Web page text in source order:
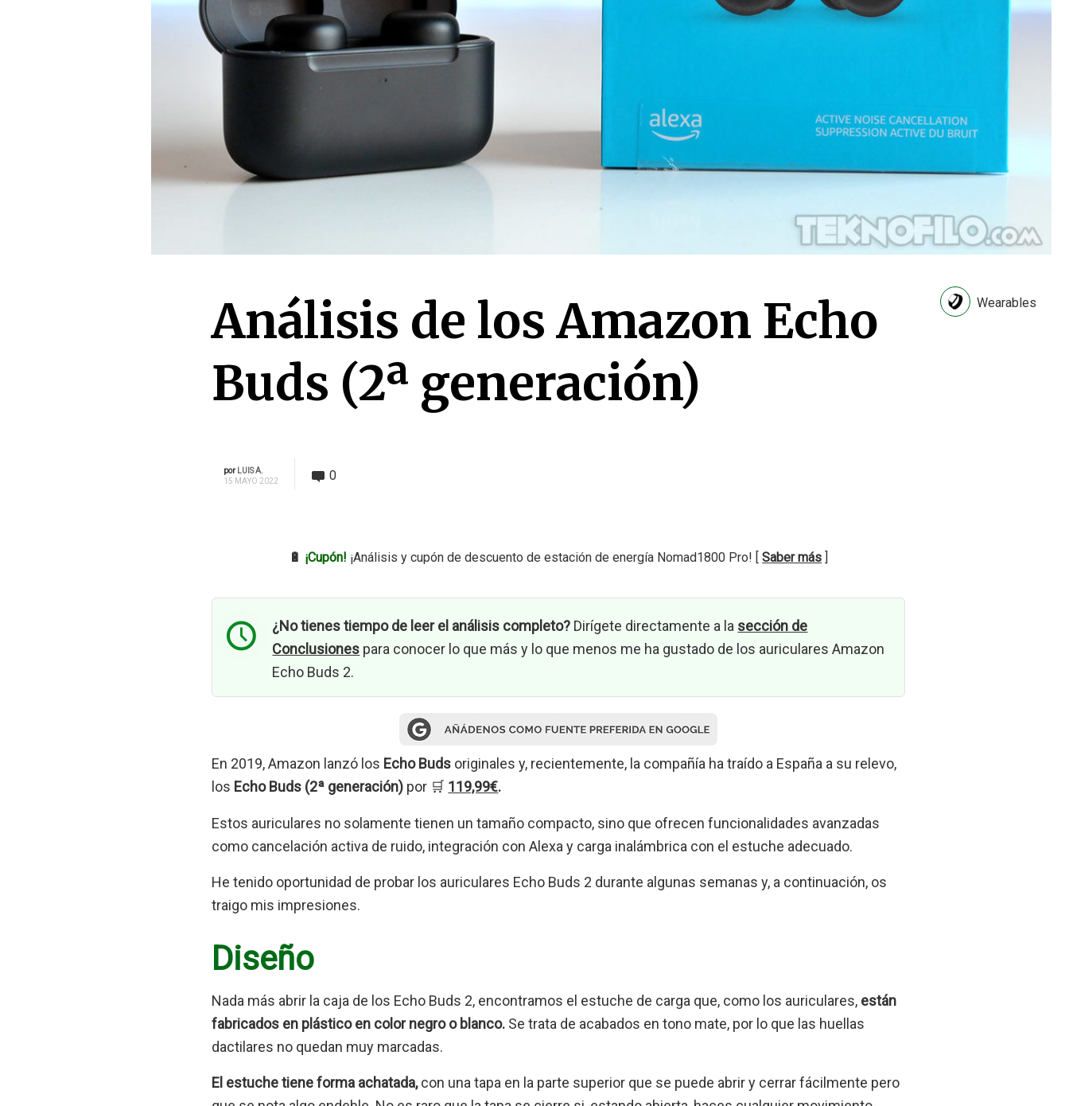
Wearables
Análisis de los Amazon Echo
Buds (2ª generación)
por LUIS A.
15 MAYO 2022
0
🔋 ¡Cupón! ¡Análisis y cupón de descuento de estación de energía Nomad1800 Pro! [Saber más ]
¿No tienes tiempo de leer el análisis completo? Dirígete directamente a la sección de
Conclusiones para conocer lo que más y lo que menos me ha gustado de los auriculares Amazon
Echo Buds 2.
En 2019, Amazon lanzó los Echo Buds originales y, recientemente, la compañía ha traído a España a su relevo,
los Echo Buds (2ª generación) por 🛒 119,99€.
Estos auriculares no solamente tienen un tamaño compacto, sino que ofrecen funcionalidades avanzadas
como cancelación activa de ruido, integración con Alexa y carga inalámbrica con el estuche adecuado.
He tenido oportunidad de probar los auriculares Echo Buds 2 durante algunas semanas y, a continuación, os
traigo mis impresiones.
Diseño
Nada más abrir la caja de los Echo Buds 2, encontramos el estuche de carga que, como los auriculares, están
fabricados en plástico en color negro o blanco. Se trata de acabados en tono mate, por lo que las huellas
dactilares no quedan muy marcadas.
El estuche tiene forma achatada,con una tapa en la parte superior que se puede abrir y cerrar fácilmente pero